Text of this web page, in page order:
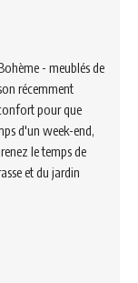
- meublés de
récemment
pour que
d'un week-end,
le temps de
et du jardin